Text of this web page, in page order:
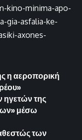
kino-minima-apo-
gia-asfalia-ke-
axones-
η αεροπορική
ηγετών της
μέσω
των